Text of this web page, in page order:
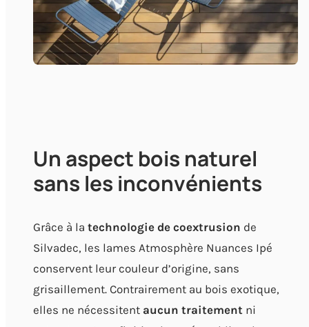
Un aspect bois naturel
sans les inconvénients
Grâce à la technologie de coextrusion de
Silvadec, les lames Atmosphère Nuances Ipé
conservent leur couleur d’origine, sans
grisaillement. Contrairement au bois exotique,
elles ne nécessitent aucun traitement ni